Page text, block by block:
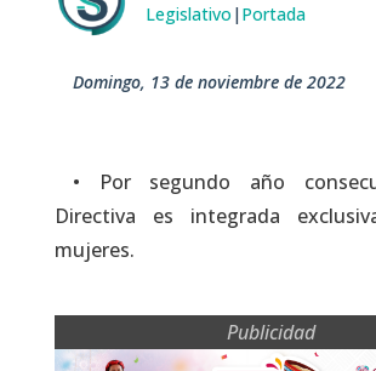
Legislativo | Portada
domingo, 13 de noviembre de 2022
• Por segundo año
Directiva es integrada
mujeres.
Publicidad